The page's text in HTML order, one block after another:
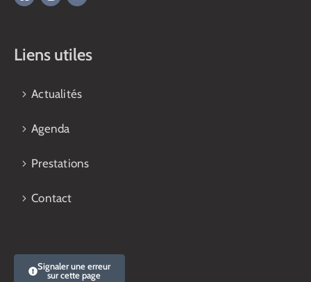
Liens utiles
Actualités
Agenda
Prestations
Contact
Signaler une erreur
sur cette page